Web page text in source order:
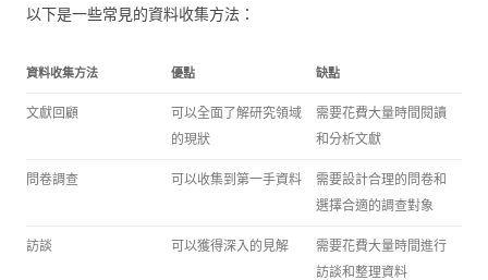
以下是一些常見的資料收集方法：
資料收集方法 優點 缺點
文獻回顧
可以全面了解研究領域
的現狀
需要花費大量時間閱讀
和分析文獻
問卷調查 可以收集到第一手資料
需要設計合理的問卷和
選擇合適的調查對象
訪談 可以獲得深入的見解
需要花費大量時間進行
訪談和整理資料